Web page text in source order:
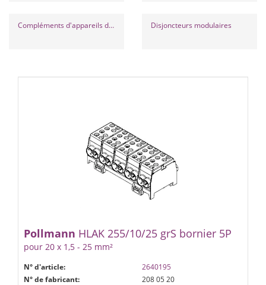
Compléments d'appareils de protection & de commutation Disjoncteurs modulaires
Pollmann HLAK 25­5/10/25 gr­S bornier 5P
pour 20 x 1,5 - 25 mm²
N° d'article:
2640195
N° de fabricant:
208 05 20